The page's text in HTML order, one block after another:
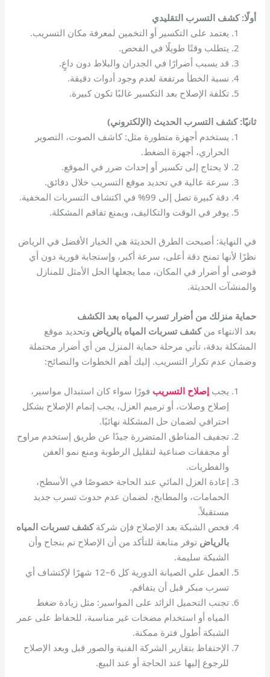
أولًا: كشف التسرب التقليدي
يعتمد على التكسير أو التخمين لمعرفة مكان التسريب.
يتطلب وقتًا طويلًا في الفحص.
قد يسبب أضرارًا في الجدران والبلاط دون داعٍ.
نسبة الخطأ مرتفعة لعدم وجود أدوات دقيقة.
تكلفة الإصلاح بعد التكسير غالبًا تكون كبيرة.
ثانيًا: كشف التسرب الحديث (الإلكتروني)
يستخدم أجهزة متطورة مثل: كاشف الصوت، التصوير
الحراري، أجهزة الضغط.
لا يحتاج إلى تكسير أو إحداث ضرر في الموقع.
سرعة عالية في تحديد موقع التسريب خلال دقائق.
دقة كبيرة تصل إلى 99% في اكتشاف التسربات المخفية.
يوفر في الوقت والتكاليف، ويمنع تفاقم المشكلة.
في النهاية: أصبحت الطرق الحديثة هي الخيار الأفضل في الرياض
نظرًا لأنها تمنح دقة أعلى، سرعة أكبر، وإستجابة فورية دون أي
فوضى أو أضرار في المكان، مما يجعلها الحل الأمثل للمنازل
والمنشآت الحديثة.
حماية منزلك من أضرار تسرب المياه بعد الكشف
بعد الانتهاء منكشف تسربات المياه بالرياض وتحديد موقع
المشكلة بدقة، تأتي مرحلة حماية المنزل من أي أضرار محتملة
وضمان عدم تكرار التسريب. إليك أهم الخطوات والنصائح:
يجبإصلاح التسريب فورًا سواء كان استبدال مواسير،
إصلاح وصلات، أو ترميم العزل، يجب إتمام الإصلاح بشكل
احترافي لضمان حل المشكلة نهائيًا.
تجفيف المناطق المتضررة جيدًا عن طريق إستخدم مراوح
أو مجففات صناعية لتقليل الرطوبة ومنع نمو العفن
والفطريات.
إعادة العزل المائي عند الحاجة خصوصًا في الأسطح،
الحمامات، والمطابخ، لضمان عدم حدوث تسرب جديد
مستقبلاً.
فحص الشبكة بعد الإصلاح فإن شركةكشف تسربات المياه
بالرياض توفر متابعة للتأكد من أن الإصلاح تم بنجاح وأن
الشبكة سليمة.
العمل علي الصيانة الدورية كل 6–12 شهرًا لإكتشاف أي
تسرب مبكر قبل أن يتفاقم.
تجنب التحميل الزائد على المواسير: مثل زيادة ضغط
المياه أو استخدام مضخات غير مناسبة، للحفاظ على عمر
الشبكة أطول فترة ممكنة.
الإحتفاظ بتقارير الشركة الفنية والصور قبل وبعد الإصلاح
للرجوع إليها عند الحاجة أو عند البيع.